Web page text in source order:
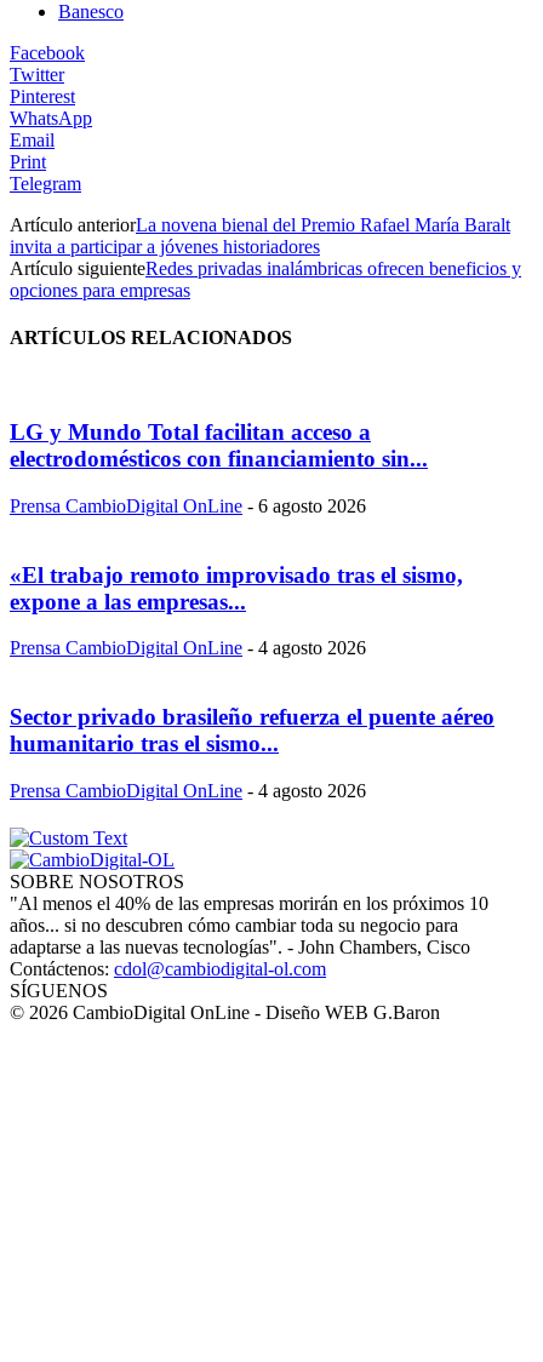
Banesco
Facebook
Twitter
Pinterest
WhatsApp
Email
Print
Telegram
Artículo anteriorLa novena bienal del Premio Rafael María Baralt
invita a participar a jóvenes historiadores
Artículo siguienteRedes privadas inalámbricas ofrecen beneficios y
opciones para empresas
ARTÍCULOS RELACIONADOS
LG y Mundo Total facilitan acceso a
electrodomésticos con financiamiento sin...
Prensa CambioDigital OnLine - 6 agosto 2026
«El trabajo remoto improvisado tras el sismo,
expone a las empresas...
Prensa CambioDigital OnLine - 4 agosto 2026
Sector privado brasileño refuerza el puente aéreo
humanitario tras el sismo...
Prensa CambioDigital OnLine - 4 agosto 2026
SOBRE NOSOTROS
"Al menos el 40% de las empresas morirán en los próximos 10
años... si no descubren cómo cambiar toda su negocio para
adaptarse a las nuevas tecnologías". - John Chambers, Cisco
Contáctenos: cdol@cambiodigital-ol.com
SÍGUENOS
© 2026 CambioDigital OnLine - Diseño WEB G.Baron